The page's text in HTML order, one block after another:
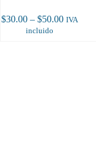
$30.00 – $50.00Price
IVA
incluido